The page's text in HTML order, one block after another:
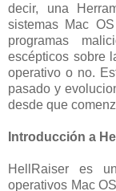
decir, una
sistemas Mac
programas
escépticos sobre
operativo o no.
pasado y
desde que
Introducción a
HellRaiser es
operativos Mac